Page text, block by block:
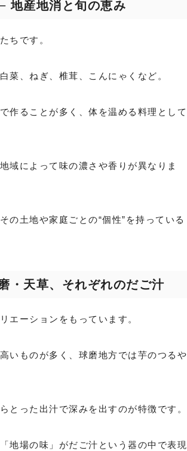
地産地消と旬の恵み
ちです。
菜、ねぎ、椎茸、こんにゃくなど。
作ることが多く、体を温める料理として
域によって味の濃さや香りが異なりま
の土地や家庭ごとの“個性”を持っている
・天草、それぞれのだご汁
エーションをもっています。
いものが多く、球磨地方では芋のつるや
とった出汁で深みを出すのが特徴です。
地場の味」がだご汁という器の中で表現